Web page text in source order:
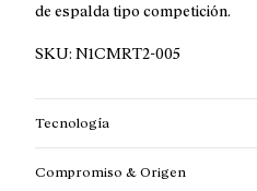
de espalda tipo competición.
SKU: N1CMRT2-005
Tecnología
Compromiso & Origen